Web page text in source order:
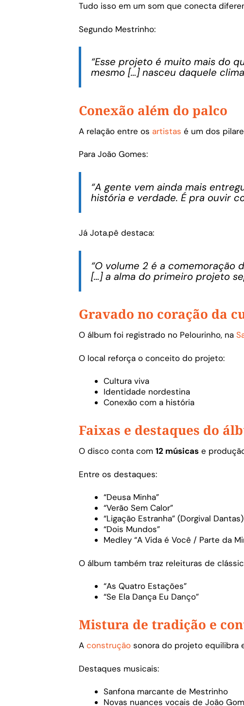
Tudo isso em um som que conecta
Segundo Mestrinho:
“Esse projeto é muito mais do
mesmo […] nasceu daquele
Conexão além do palco
A relação entre os artistas é um dos
Para João Gomes:
“A gente vem ainda mais
história e verdade. É pra ouvir
Já Jota.pê destaca:
“O volume 2 é a
[…] a alma do primeiro projeto
Gravado no coração da
O álbum foi registrado no Pelourinho, na
O local reforça o conceito do projeto:
Cultura viva
Identidade nordestina
Conexão com a história
Faixas e destaques do
O disco conta com 12 músicas e
Entre os destaques:
“Deusa Minha”
“Verão Sem Calor”
“Ligação Estranha” (Dorgival Dantas)
“Dois Mundos”
Medley “A Vida é Você / Parte da
O álbum também traz releituras de
“As Quatro Estações”
“Se Ela Dança Eu Danço”
Mistura de tradição e
A construção sonora do projeto equilibra
Destaques musicais:
Sanfona marcante de Mestrinho
Novas nuances vocais de João